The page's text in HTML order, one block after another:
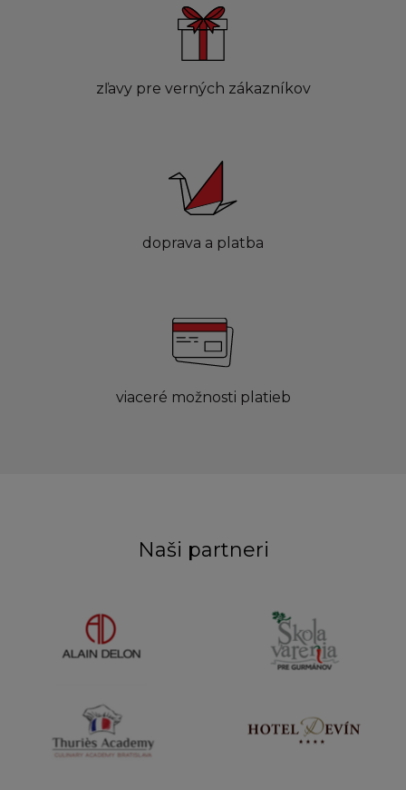
zľavy pre verných zákazníkov
doprava a platba
viaceré možnosti platieb
Naši partneri